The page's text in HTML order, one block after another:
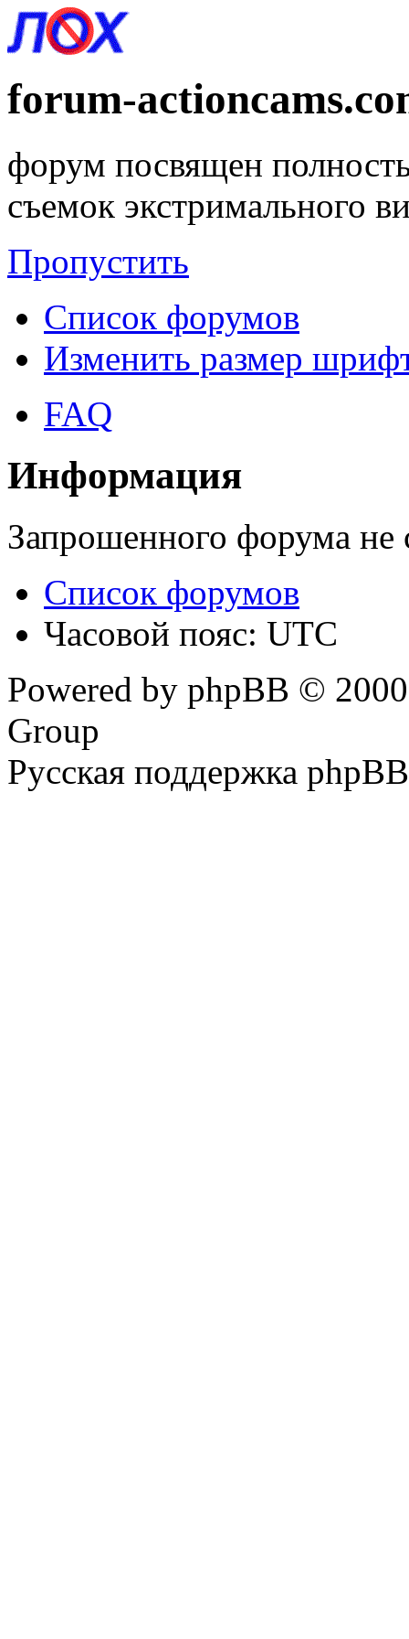
forum-
форум посвящен
съемок экстримального
Пропустить
Список форумов
Изменить размер
FAQ
Информация
Запрошенного форума не
Список форумов
Часовой пояс: UTC
Powered by phpBB ©
Group
Русская поддержка phpBB